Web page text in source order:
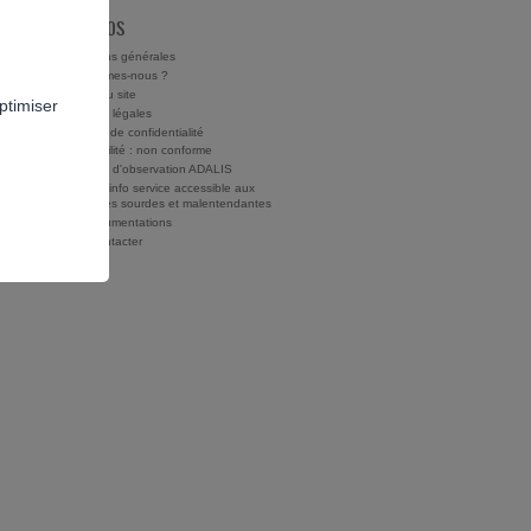
À PROPOS
Conditions générales
Qui sommes-nous ?
Charte du site
Mentions légales
Politique de confidentialité
Accessibilité : non conforme
Rapports d'observation ADALIS
Drogues info service accessible aux
personnes sourdes et malentendantes
Nos documentations
Nous contacter